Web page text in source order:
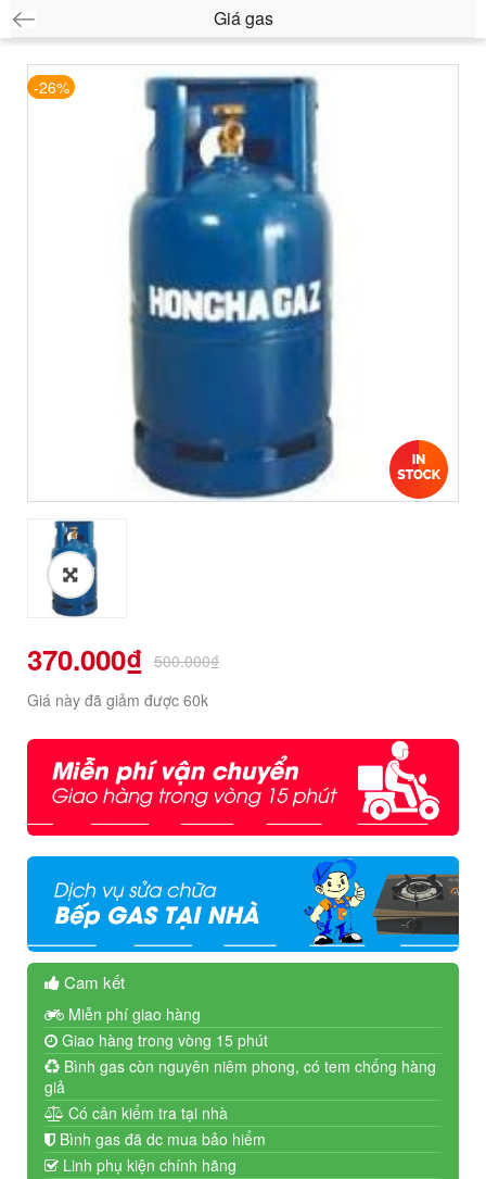
Giá gas
-26%
500.000₫
370.000₫
Giá này đã giảm được 60k
Cam kết
Miễn phí giao hàng
Giao hàng trong vòng 15 phút
Bình gas còn nguyên niêm phong, có tem chống hàng
giả
Có cân kiểm tra tại nhà
Bình gas đã dc mua bảo hiểm
Linh phụ kiện chính hãng